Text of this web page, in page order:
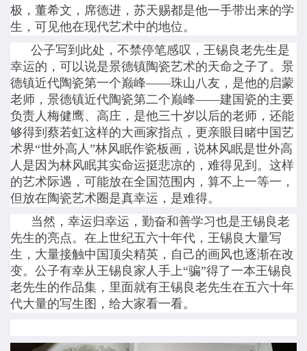
极，董希文，席德进，苏天赐都是他一手带出来的学
生，可见他在现代艺术中的地位。
公子写到此处，不禁停笔感叹，王锡良老先生是
幸运的，可以说是景德镇陶瓷艺术的天命之子了。景
德镇近代陶瓷第一个巅峰——珠山八友，是他的启蒙
老师，景德镇近代陶瓷第二个巅峰——建国瓷的主要
负责人梅健鹰、高庄，是他三十岁以后的老师，还能
够得到蔡若虹这样的大画家指点，更亲眼目睹中国艺
术界“世外高人”林风眠作瓷板画，说林风眠是世外高
人是因为林风眠其实命运挺悲凉的，难得见到。这样
的艺术际遇，可能放在全国范围内，算不上一等一，
但放在陶瓷艺术圈是真幸运，是难得。
当然，幸运归幸运，勤奋和善学习也是王锡良老
先生的亮点。在上世纪五六十年代，王锡良大量写
生，大量接触中国顶尖精英，自己的画风也逐渐在改
变。公子有幸从王锡良家人手上“骗”得了一本王锡良
老先生的作品集，里面就有王锡良老先生在五六十年
代大量的写生图，给大家看一看。